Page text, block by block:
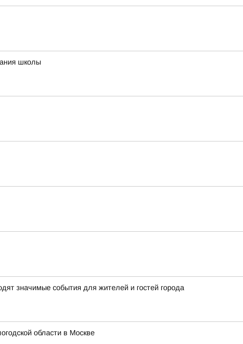
школы
значимые события для жителей и гостей города
области в Москве